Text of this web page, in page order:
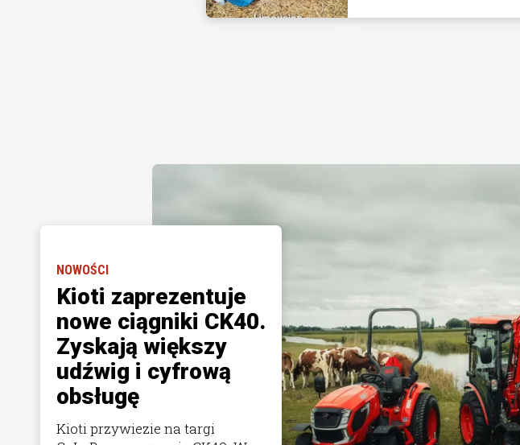
NOWOŚCI
Kioti zaprezentuje
nowe ciągniki CK40.
Zyskają większy
udźwig i cyfrową
obsługę
Kioti przywiezie na targi